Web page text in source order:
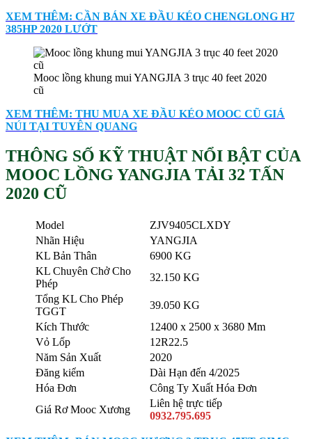
XEM THÊM: CẦN BÁN XE ĐẦU KÉO CHENGLONG H7
385HP 2020 LƯỚT
Mooc lồng khung mui YANGJIA 3 trục 40 feet 2020
cũ
XEM THÊM: THU MUA XE ĐẦU KÉO MOOC CŨ GIÁ
NÚI TẠI TUYÊN QUANG
THÔNG SỐ KỸ THUẬT NỔI BẬT CỦA
MOOC LỒNG YANGJIA TẢI 32 TẤN
2020 CŨ
Model
ZJV9405CLXDY
Nhãn Hiệu
YANGJIA
KL Bản Thân
6900 KG
KL Chuyên Chở Cho
Phép
32.150 KG
Tổng KL Cho Phép
TGGT
39.050 KG
Kích Thước
12400 x 2500 x 3680 Mm
Vỏ Lốp
12R22.5
Năm Sản Xuất
2020
Đăng kiểm
Dài Hạn đến 4/2025
Hóa Đơn
Công Ty Xuất Hóa Đơn
Giá Rơ Mooc Xương
Liên hệ trực tiếp
0932.795.695